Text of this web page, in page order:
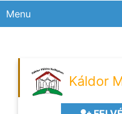
Menu
Káldor